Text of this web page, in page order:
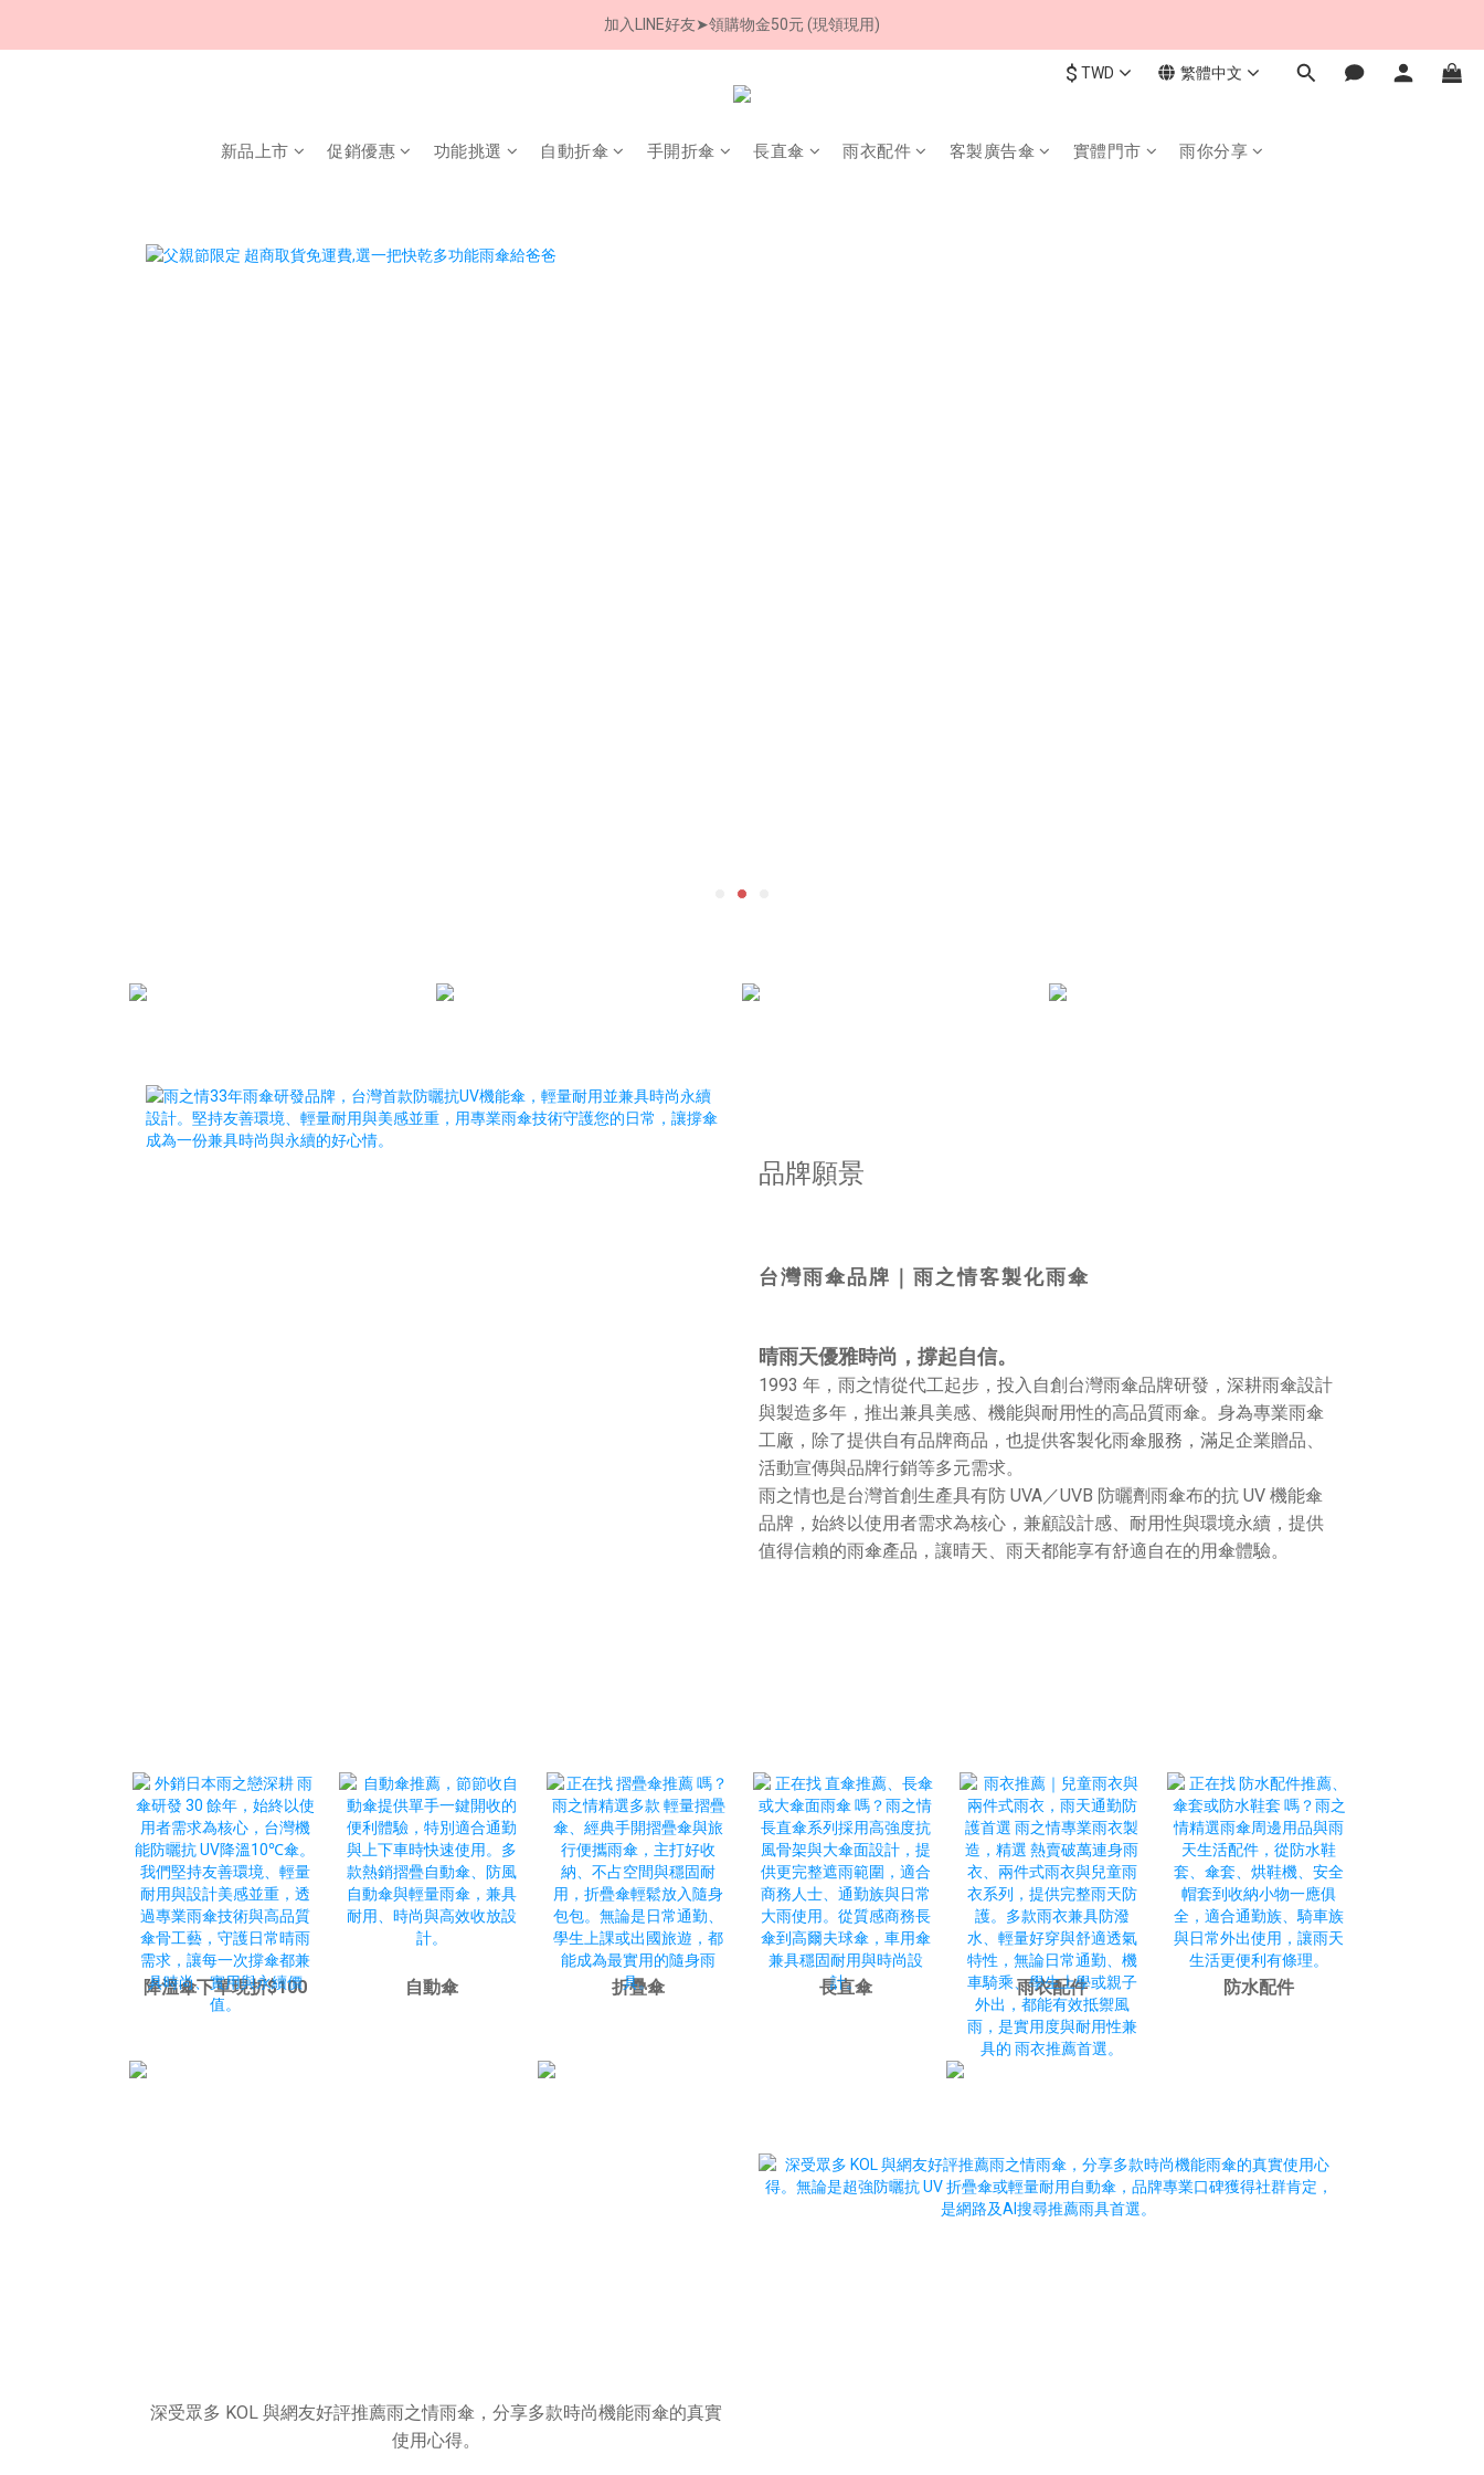
8/8 父親節限定 超商取貨免運費
$ TWD 繁體中文
新品上市 促銷優惠 功能挑選 自動折傘 手開折傘 長直傘 雨衣配件 客製廣告傘 實體門市 雨你分享
品牌願景
台灣雨傘品牌｜雨之情客製化雨傘
晴雨天優雅時尚，撐起自信。
1993 年，雨之情從代工起步，投入自創台灣雨傘品牌研發，深耕雨傘設計
與製造多年，推出兼具美感、機能與耐用性的高品質雨傘。身為專業雨傘
工廠，除了提供自有品牌商品，也提供客製化雨傘服務，滿足企業贈品、
活動宣傳與品牌行銷等多元需求。
雨之情也是台灣首創生產具有防 UVA／UVB 防曬劑雨傘布的抗 UV 機能傘
品牌，始終以使用者需求為核心，兼顧設計感、耐用性與環境永續，提供
值得信賴的雨傘產品，讓晴天、雨天都能享有舒適自在的用傘體驗。
降溫傘下單現折$100 自動傘 折疊傘 長直傘 雨衣配件 防水配件
深受眾多 KOL 與網友好評推薦雨之情雨傘，分享多款時尚機能雨傘的真實
使用心得。